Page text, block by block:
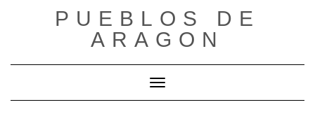
PUEBLOS DE
ARAGON
Cambiar modo de navegación